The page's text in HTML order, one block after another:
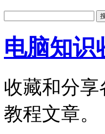
电脑知识
收藏和分
教程文章。